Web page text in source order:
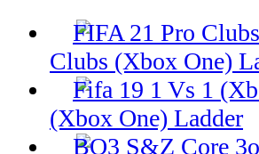
Clubs (Xbox One)
(Xbox One) Ladder